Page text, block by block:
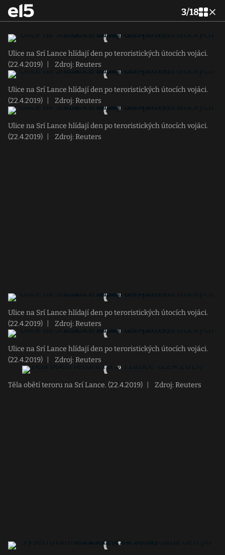
3/18
Ulice na Srí Lance hlídají den po teroristických útocích vojáci.
(22.4.2019)
Zdroj: Reuters
Ulice na Srí Lance hlídají den po teroristických útocích vojáci.
(22.4.2019)
Zdroj: Reuters
Ulice na Srí Lance hlídají den po teroristických útocích vojáci.
(22.4.2019)
Zdroj: Reuters
Ulice na Srí Lance hlídají den po teroristických útocích vojáci.
(22.4.2019)
Zdroj: Reuters
Ulice na Srí Lance hlídají den po teroristických útocích vojáci.
(22.4.2019)
Zdroj: Reuters
Těla obětí teroru na Srí Lance. (22.4.2019) Zdroj: Reuters